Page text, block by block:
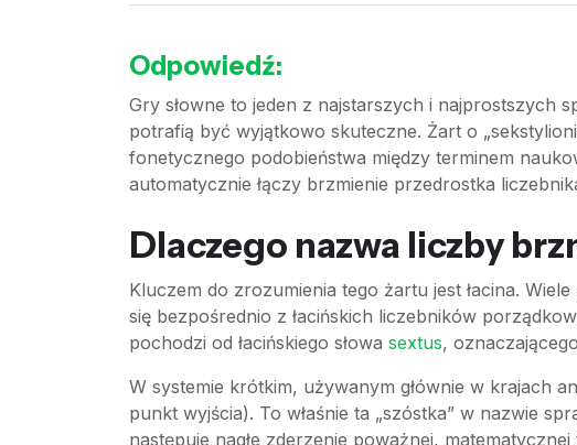
Odpowiedź:
Gry słowne to jeden z najstarszych i najprostszych
potrafią być wyjątkowo skuteczne. Żart o
fonetycznego podobieństwa między terminem
automatycznie łączy brzmienie przedrostka
Dlaczego nazwa liczby
Kluczem do zrozumienia tego żartu jest łacina.
się bezpośrednio z łacińskich liczebników
pochodzi od łacińskiego słowa sextus,
W systemie krótkim, używanym głównie w krajach
punkt wyjścia). To właśnie ta „szóstka” w nazwie
następuje nagłe zderzenie poważnej,